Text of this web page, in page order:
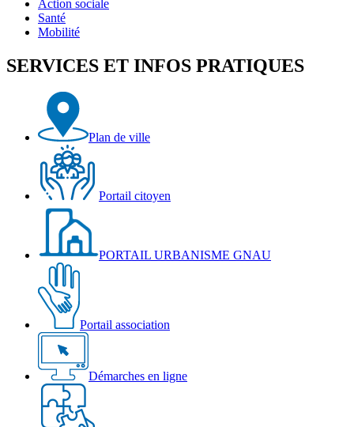
Action sociale
Santé
Mobilité
SERVICES ET INFOS PRATIQUES
Plan de ville
Portail citoyen
PORTAIL URBANISME GNAU
Portail association
Démarches en ligne